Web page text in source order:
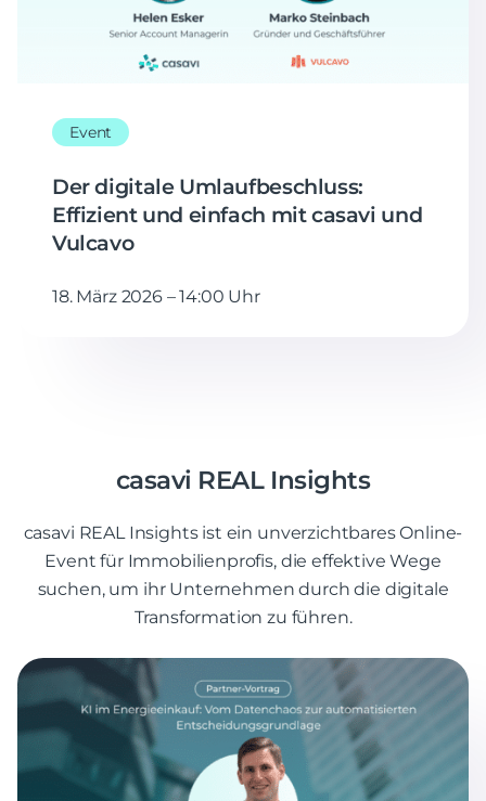
Event
Der digitale Umlaufbeschluss:
Effizient und einfach mit casavi und
Vulcavo
18. März 2026 – 14:00 Uhr
casavi REAL Insights
casavi REAL Insights ist ein unverzichtbares Online-
Event für Immobilienprofis, die effektive Wege
suchen, um ihr Unternehmen durch die digitale
Transformation zu führen.